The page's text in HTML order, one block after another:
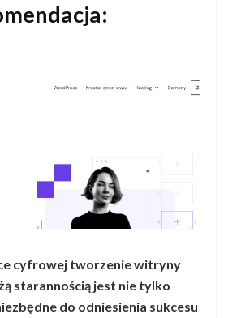
cyfrowej tworzenie witryny
starannością jest nie tylko
do odniesienia sukcesu